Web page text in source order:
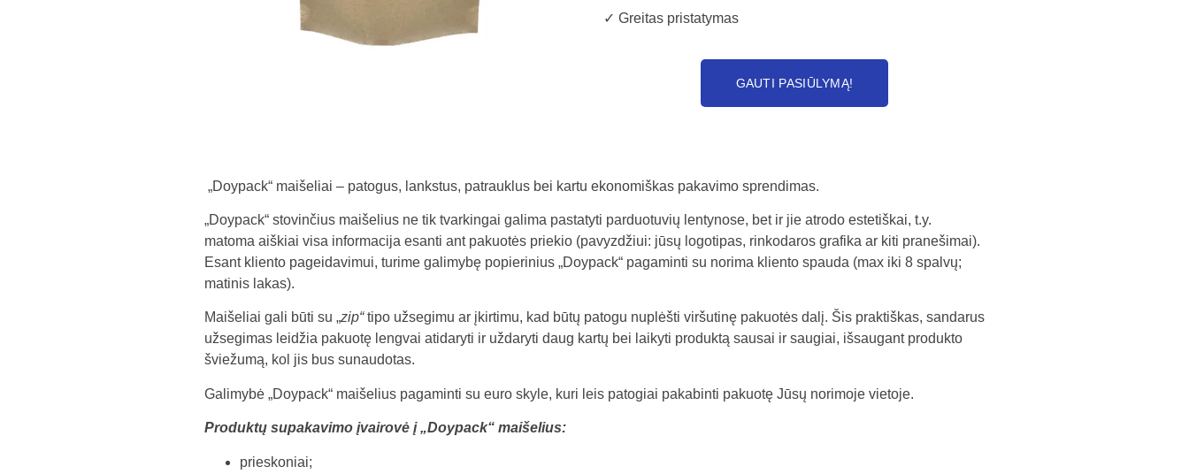
✓ Greitas pristatymas
GAUTI PASIŪLYMĄ!
„Doypack“ maišeliai – patogus, lankstus, patrauklus bei kartu ekonomiškas pakavimo sprendimas.
„Doypack“ stovinčius maišelius ne tik tvarkingai galima pastatyti parduotuvių lentynose, bet ir jie atrodo estetiškai, t.y.
matoma aiškiai visa informacija esanti ant pakuotės priekio (pavyzdžiui: jūsų logotipas, rinkodaros grafika ar kiti pranešimai).
Esant kliento pageidavimui, turime galimybę popierinius „Doypack“ pagaminti su norima kliento spauda (max iki 8 spalvų;
matinis lakas).
Maišeliai gali būti su „zip“tipo užsegimu ar įkirtimu, kad būtų patogu nuplėšti viršutinę pakuotės dalį. Šis praktiškas, sandarus
užsegimas leidžia pakuotę lengvai atidaryti ir uždaryti daug kartų bei laikyti produktą sausai ir saugiai, išsaugant produkto
šviežumą, kol jis bus sunaudotas.
Galimybė „Doypack“ maišelius pagaminti su euro skyle, kuri leis patogiai pakabinti pakuotę Jūsų norimoje vietoje.
Produktų supakavimo įvairovė į „Doypack“ maišelius:
prieskoniai;